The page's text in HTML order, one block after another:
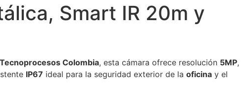
Smart IR 20m y
Tecnoprocesos Colombia, esta cámara ofrece resolución 5MP,
IP67 ideal para la seguridad exterior de la oficina y el